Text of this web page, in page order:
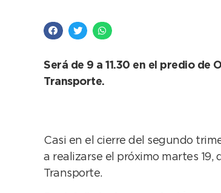
Será de 9 a 11.30 en el predio
Transporte.
Casi en el cierre del segundo
a realizarse el próximo martes 19,
Transporte.